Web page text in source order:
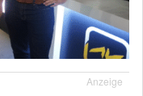
Anzeige